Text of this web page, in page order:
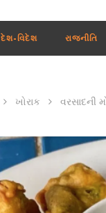
દેશ-વિદેશ રાજનીતિ
ખોરાક વરસાદની